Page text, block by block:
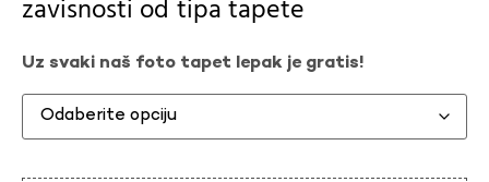
zavisnosti od tipa tapete
Uz svaki naš foto tapet lepak je gratis!